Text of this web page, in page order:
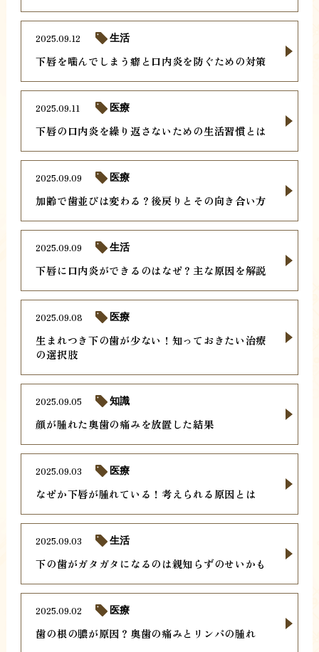
下唇を噛んでしまう癖と口内炎を防ぐための対策
2025.09.12 生活
下唇の口内炎を繰り返さないための生活習慣とは
2025.09.11 医療
加齢で歯並びは変わる？後戻りとその向き合い方
2025.09.09 医療
下唇に口内炎ができるのはなぜ？主な原因を解説
2025.09.09 生活
生まれつき下の歯が少ない！知っておきたい治療
の選択肢
2025.09.08 医療
顔が腫れた奥歯の痛みを放置した結果
2025.09.05 知識
なぜか下唇が腫れている！考えられる原因とは
2025.09.03 医療
下の歯がガタガタになるのは親知らずのせいかも
2025.09.03 生活
歯の根の膿が原因？奥歯の痛みとリンパの腫れ
2025.09.02 医療